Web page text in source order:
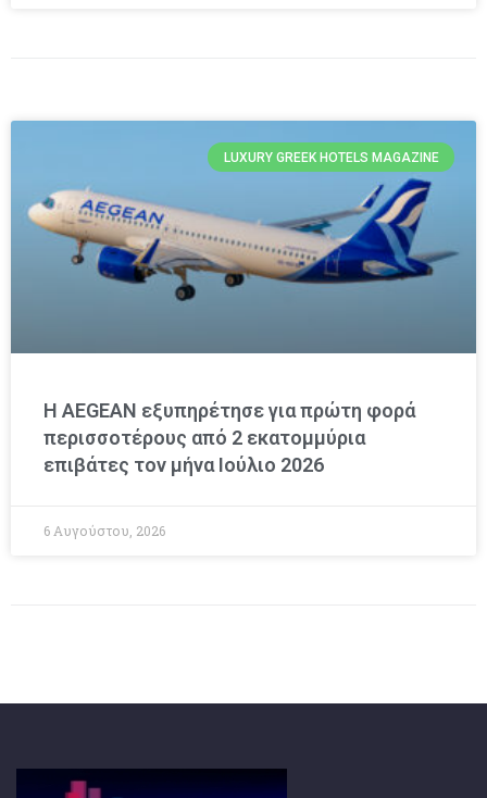
LUXURY GREEK HOTELS MAGAZINE
Η AEGEAN εξυπηρέτησε για πρώτη φορά
περισσοτέρους από 2 εκατομμύρια
επιβάτες τον μήνα Ιούλιο 2026
6 Αυγούστου, 2026